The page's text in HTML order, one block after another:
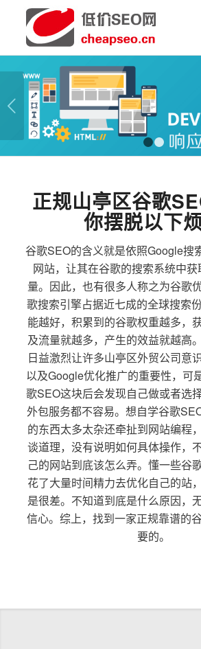
正规山亭区谷歌
你摆脱以下
谷歌SEO的含义就是依照Google搜
网站，让其在谷歌的搜索系统中
量。因此，也有很多人称之为谷歌
歌搜索引擎占据近七成的全球搜索
能越好，积累到的谷歌权重越多，
及流量就越多，产生的效益就越高
日益激烈让许多山亭区外贸公司意
以及Google优化推广的重要性，可
歌SEO这块后会发现自己做或者选
外包服务都不容易。想自学谷歌
的东西太多太杂还牵扯到网站编程
谈道理，没有说明如何具体操作，
己的网站到底该怎么弄。懂一些谷
花了大量时间精力去优化自己的站
是很差。不知道到底是什么原因，
信心。综上，找到一家正规靠谱的
要的。